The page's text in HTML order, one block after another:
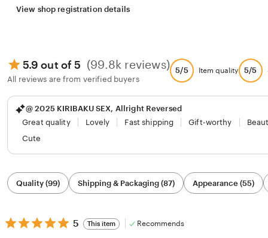
View shop registration details
5.9 out of 5 (99.8k reviews)
All reviews are from verified buyers
5/5 Item quality 5/5
@ 2025 KIRIBAKU SEX, Allright Reversed
Great quality
Lovely Fast shipping Gift-worthy
Cute
Filter
by
category
Quality (99) Shipping & Packaging (87) Appearance (55)
5
out
5 This item Recommends